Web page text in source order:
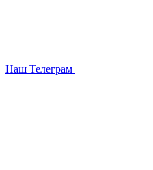
Наш Телеграм